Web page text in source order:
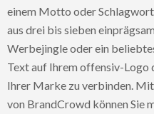
einem Motto oder
aus drei bis sieben
Werbejingle oder ein
Text auf Ihrem offensiv-Logo
Ihrer Marke zu verbinden.
von BrandCrowd können Sie